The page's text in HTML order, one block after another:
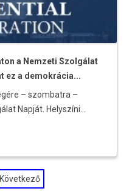
a Nemzeti Szolgálat
ez a demokrácia...
– szombatra –
Napját. Helyszíni...
Következő